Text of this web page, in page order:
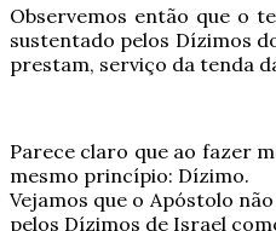
Observemos então que o
sustentado pelos Dízimos
prestam, serviço da tenda
Parece claro que ao fazer
mesmo princípio: Dízimo.
Vejamos que o Apóstolo
pelos Dízimos de Israel